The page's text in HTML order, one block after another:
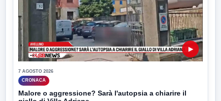
▶
7 AGOSTO 2026
CRONACA
Malore o aggressione? Sarà l'autopsia a chiarire il